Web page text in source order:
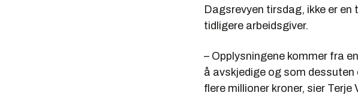
Dagsrevyen tirsdag, ikke er en
tidligere arbeidsgiver.
– Opplysningene kommer fra
å avskjedige og som
flere millioner kroner, sier